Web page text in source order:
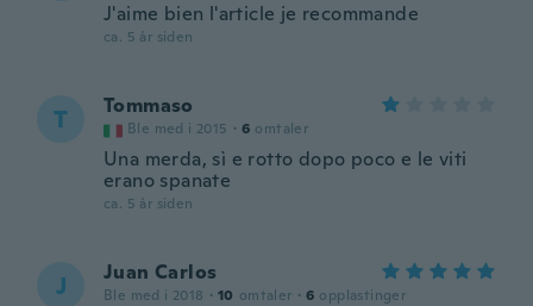
J'aime bien l'article je recommande
ca. 5 år siden
T Tommaso
Ble med i 2015 · 6 omtaler
Una merda, sì e rotto dopo poco e le viti
erano spanate
ca. 5 år siden
J Juan Carlos
Ble med i 2018 · 10 omtaler · 6 opplastinger